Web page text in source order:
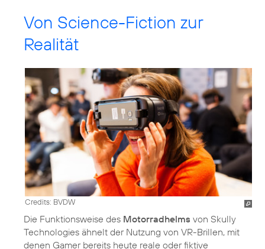
Von Science-Fiction zur
Realität
Credits: BVDW
Die Funktionsweise des Motorradhelms von Skully
Technologies ähnelt der Nutzung von VR-Brillen, mit
denen Gamer bereits heute reale oder fiktive